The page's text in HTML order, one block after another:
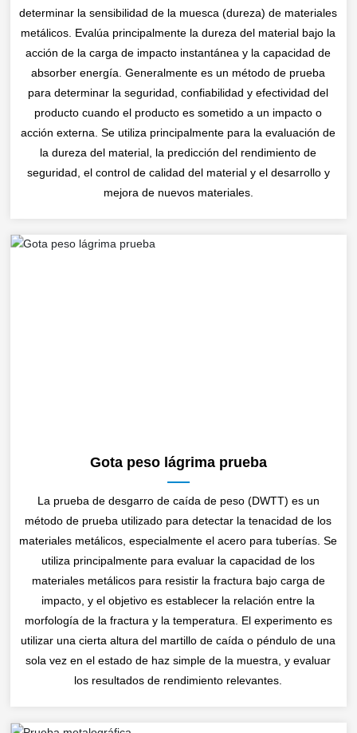
determinar la sensibilidad de la muesca (dureza) de materiales
metálicos. Evalúa principalmente la dureza del material bajo la
acción de la carga de impacto instantánea y la capacidad de
absorber energía. Generalmente es un método de prueba
para determinar la seguridad, confiabilidad y efectividad del
producto cuando el producto es sometido a un impacto o
acción externa. Se utiliza principalmente para la evaluación de
la dureza del material, la predicción del rendimiento de
seguridad, el control de calidad del material y el desarrollo y
mejora de nuevos materiales.
Gota peso lágrima prueba
La prueba de desgarro de caída de peso (DWTT) es un
método de prueba utilizado para detectar la tenacidad de los
materiales metálicos, especialmente el acero para tuberías. Se
utiliza principalmente para evaluar la capacidad de los
materiales metálicos para resistir la fractura bajo carga de
impacto, y el objetivo es establecer la relación entre la
morfología de la fractura y la temperatura. El experimento es
utilizar una cierta altura del martillo de caída o péndulo de una
sola vez en el estado de haz simple de la muestra, y evaluar
los resultados de rendimiento relevantes.